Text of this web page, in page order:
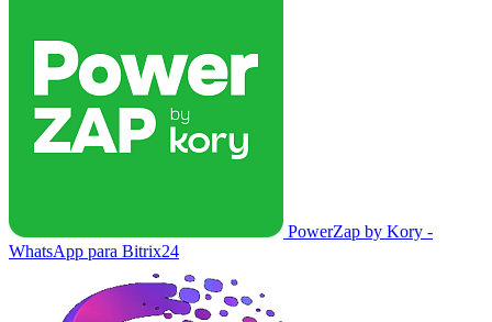
PowerZap by Kory -
WhatsApp para Bitrix24